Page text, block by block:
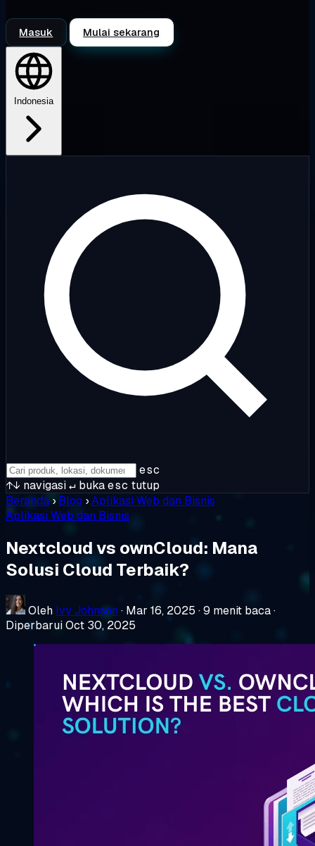
Masuk Mulai sekarang
Indonesia
esc
↑↓ navigasi↵ bukaesc tutup
Beranda › Blog ›Aplikasi Web dan Bisnis
Aplikasi Web dan Bisnis
Nextcloud vs ownCloud: Mana
Solusi Cloud Terbaik?
Oleh Ivy Johnson · Mar 16, 2025 ·9 menit baca·
Diperbarui Oct 30, 2025